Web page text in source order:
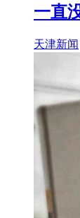
一直
天津新闻